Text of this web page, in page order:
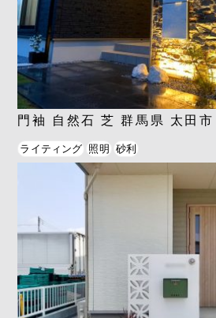
門袖 自然石 芝 群馬県 太田市
ライティング 照明 砂利